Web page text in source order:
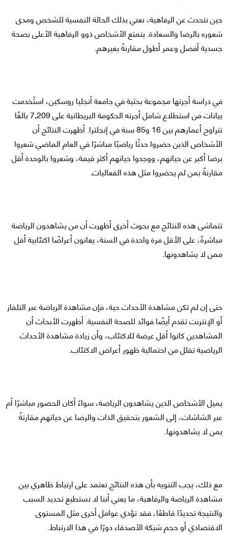
حين نتحدث عن الرفاهية، نعني بذلك الحالة النفسية للشخص ومدى
شعوره بالرضا والسعادة. يتمتع الأشخاص ذوو الرفاهية الأعلى بصحة
جسدية أفضل وعمر أطول مقارنةً بغيرهم.
في دراسة أجرتها مجموعة بحثية في جامعة أنجليا روسكين، استُخدمت
بيانات من استطلاع شامل أجرته الحكومة البريطانية على 7,209 بالغًا
تتراوح أعمارهم بين 16 و85 سنة في إنجلترا. أظهرت النتائج أن
الأشخاص الذين حضروا حدثًا رياضيًا مباشرًا في العام الماضي شعروا
برضا أكبر عن حياتهم، ووجدوا حياتهم أكثر قيمة، وشعروا بالوحدة أقل
مقارنةً بمن لم يحضروا مثل هذه الفعاليات.
تتماشى هذه النتائج مع بحوث أخرى أظهرت أن من يشاهدون الرياضة
مباشرةً، على الأقل مرة واحدة في السنة، يعانون أعراضًا اكتئابية أقل
ممن لا يشاهدونها.
حتى إن لم تكن مشاهدة الأحداث حية، فإن مشاهدة الرياضة عبر التلفاز
أو الإنترنت تقدم أيضًا فوائد للصحة النفسية. أظهرت الأبحاث أن
المشاهدين كانوا أقل عرضة للاكتئاب، وأن زيادة مشاهدة الأحداث
الرياضية تقلل من احتمالية ظهور أعراض الاكتئاب.
يميل الأشخاص الذين يشاهدون الرياضة، سواءً أكان الحضور مباشرًا أم
عبر الشاشات، إلى الشعور بتحقيق الذات والرضا عن حياتهم مقارنةً
بمن لا يشاهدونها.
مع ذلك، يجب التنويه بأن هذه النتائج تعتمد على ارتباط ظاهري بين
مشاهدة الرياضة والرفاهية، ما يعني أننا لا نستطيع تحديد السبب
والنتيجة تحديدًا قاطعًا، فقد تؤدي عوامل أخرى مثل المستوى
الاقتصادي أو حجم شبكة الأصدقاء دورًا في هذا الارتباط.